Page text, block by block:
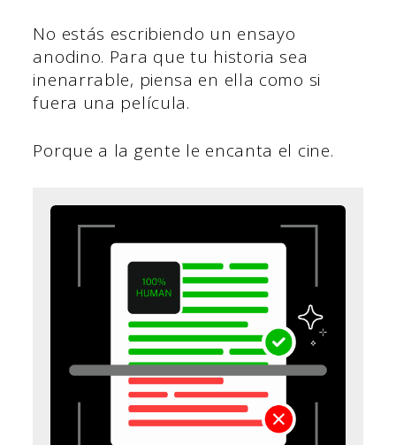
No estás escribiendo un ensayo
anodino. Para que tu historia sea
inenarrable, piensa en ella como si
fuera una película.
Porque a la gente le encanta el cine.